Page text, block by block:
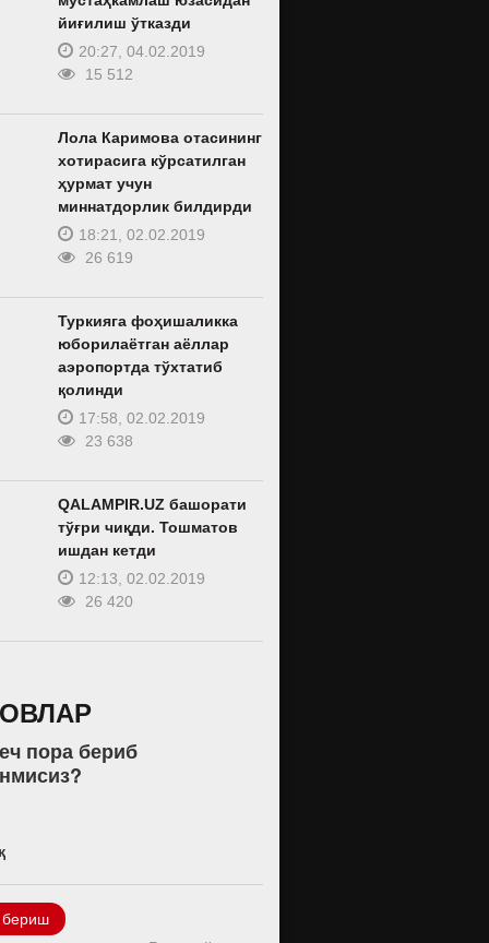
йиғилиш ўтказди
20:27, 04.02.2019
15 512
Лола Каримова отасининг
хотирасига кўрсатилган
ҳурмат учун
миннатдорлик билдирди
18:21, 02.02.2019
26 619
Туркияга фоҳишаликка
юборилаётган аёллар
аэропортда тўхтатиб
қолинди
17:58, 02.02.2019
23 638
QALAMPIR.UZ башорати
тўғри чиқди. Тошматов
ишдан кетди
12:13, 02.02.2019
26 420
пора бериб
бериш